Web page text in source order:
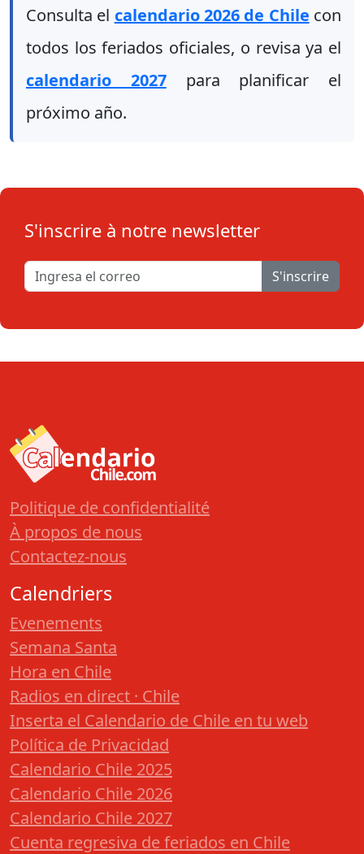
Consulta el calendario 2026 de Chile con
todos los feriados oficiales, o revisa ya el
calendario 2027para planificar el
próximo año.
S'inscrire à notre newsletter
S'inscrire
Politique de confidentialité
À propos de nous
Contactez-nous
Calendriers
Evenements
Semana Santa
Hora en Chile
Radios en direct · Chile
Inserta el Calendario de Chile en tu web
Política de Privacidad
Calendario Chile 2025
Calendario Chile 2026
Calendario Chile 2027
Cuenta regresiva de feriados en Chile